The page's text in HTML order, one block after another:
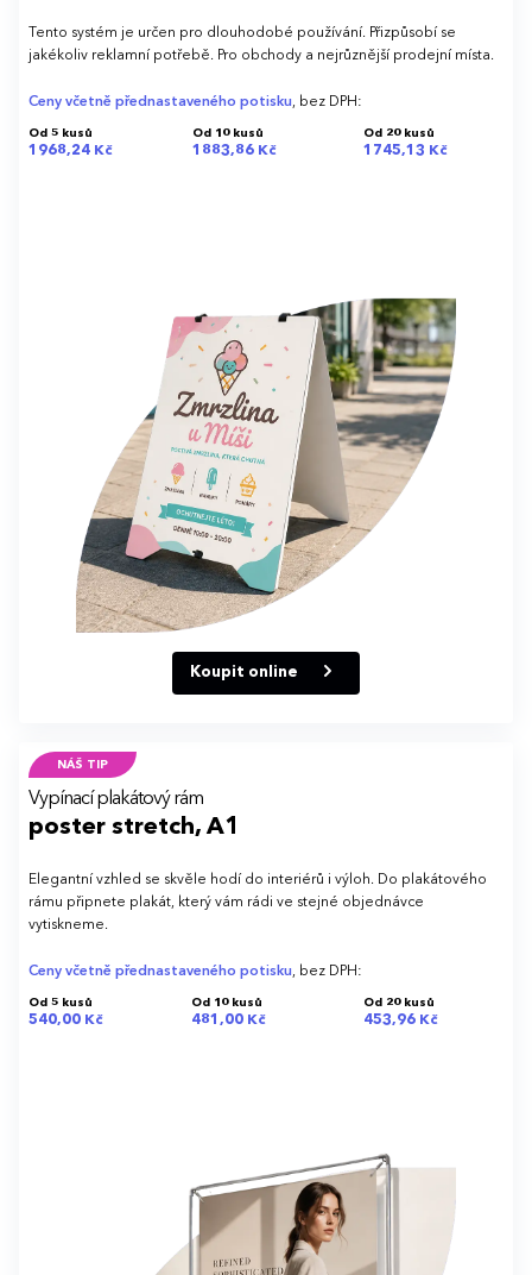
Tento systém je určen pro dlouhodobé používání. Přizpůsobí se
jakékoliv reklamní potřebě. Pro obchody a nejrůznější prodejní místa.
Ceny včetně přednastaveného potisku, bez DPH:
Od 5 kusů
1968,24 Kč
Od 10 kusů
1883,86 Kč
Od 20 kusů
1745,13 Kč
Koupit online
NÁŠ TIP
Vypínací plakátový rám
poster stretch, A1
Elegantní vzhled se skvěle hodí do interiérů i výloh. Do plakátového
rámu připnete plakát, který vám rádi ve stejné objednávce
vytiskneme.
Ceny včetně přednastaveného potisku, bez DPH:
Od 5 kusů
540,00 Kč
Od 10 kusů
481,00 Kč
Od 20 kusů
453,96 Kč